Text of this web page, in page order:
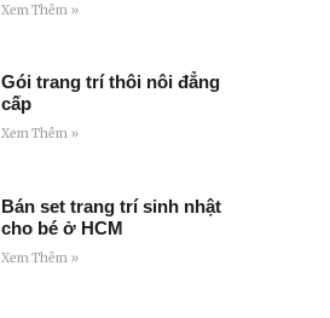
Xem Thêm »
Gói trang trí thôi nôi đẳng
cấp
Xem Thêm »
Bán set trang trí sinh nhật
cho bé ở HCM
Xem Thêm »